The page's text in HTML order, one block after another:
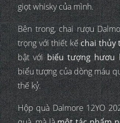
giọt whisky của mình.
Bên trong, chai rượu
trọng với thiết kếchai thủy
bật vớibiểu tượng hươu
biểu tượng của dòng máu
thế kỷ.
Hộp quà Dalmore 12YO